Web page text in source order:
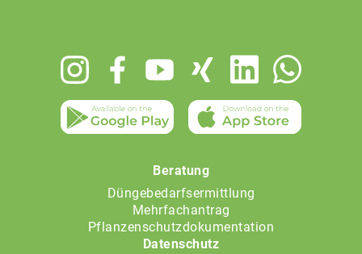
Beratung
Düngebedarfsermittlung
Mehrfachantrag
Pflanzenschutzdokumentation
Datenschutz